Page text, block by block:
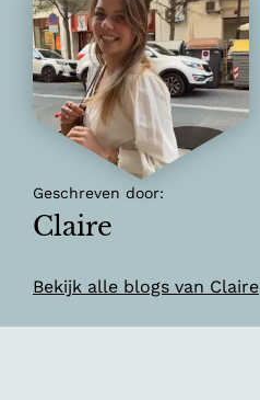
Geschreven door:
Claire
Bekijk alle blogs van Claire